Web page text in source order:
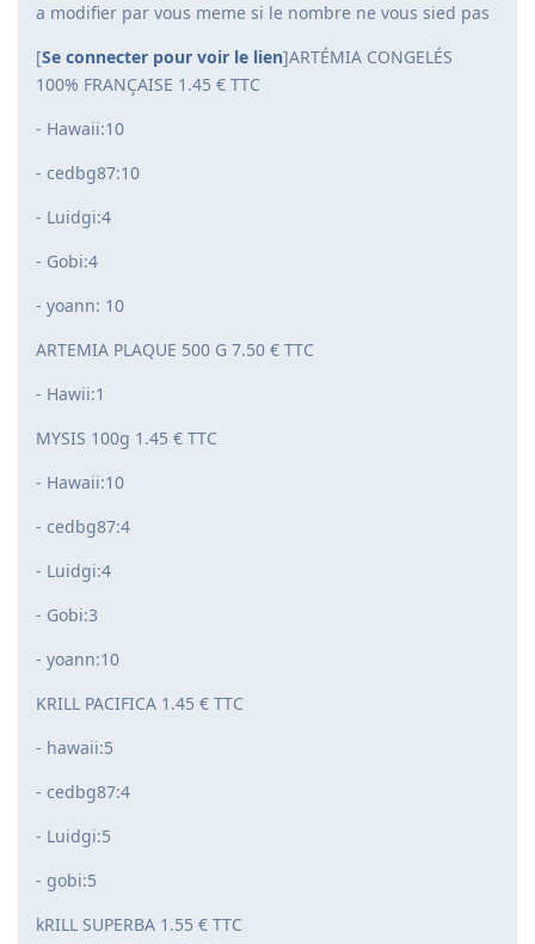
a modifier par vous meme si le nombre ne vous sied pas
[Se connecter pour voir le lien]ARTÉMIA CONGELÉS
100% FRANÇAISE 1.45 € TTC
- Hawaii:10
- cedbg87:10
- Luidgi:4
- Gobi:4
- yoann: 10
ARTEMIA PLAQUE 500 G 7.50 € TTC
- Hawii:1
MYSIS 100g 1.45 € TTC
- Hawaii:10
- cedbg87:4
- Luidgi:4
- Gobi:3
- yoann:10
KRILL PACIFICA 1.45 € TTC
- hawaii:5
- cedbg87:4
- Luidgi:5
- gobi:5
kRILL SUPERBA 1.55 € TTC